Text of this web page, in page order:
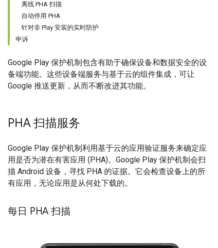
离线 PHA 扫描
自动停用 PHA
针对非 Play 安装的实时防护
申诉
Google Play 保护机制包含有助于确保设备和数据安全的设
备端功能。这些设备端服务与基于云的组件集成，可让
Google 推送更新，从而不断改进其功能。
PHA 扫描服务
Google Play 保护机制利用基于云的应用验证服务来确定应
用是否为潜在有害应用 (PHA)。Google Play 保护机制会扫
描 Android 设备，寻找 PHA 的证据。它会检查设备上的所
有应用，无论应用是从何处下载的。
每日 PHA 扫描